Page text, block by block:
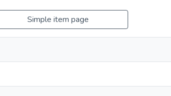
Simple item page